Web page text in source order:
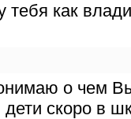
тебя как
о чем
скоро в